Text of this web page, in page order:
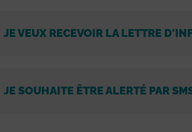
JE VEUX RECEVOIR LA LETTRE
JE SOUHAITE ÊTRE ALERTÉ PAR